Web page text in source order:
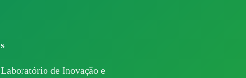
de Inovação e